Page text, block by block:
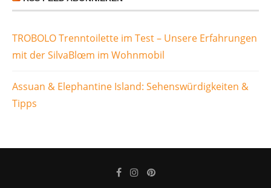
TROBOLO Trenntoilette im Test – Unsere Erfahrungen
mit der SilvaBlœm im Wohnmobil
Assuan & Elephantine Island: Sehenswürdigkeiten &
Tipps